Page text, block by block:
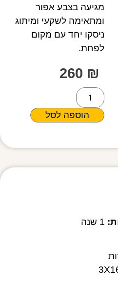
מגיעה בצבע אפור
ומתאימה לשקעי ומיתוג
ניסקו יחד עם מקום
לפחת.
260 ₪
הוספה לסל